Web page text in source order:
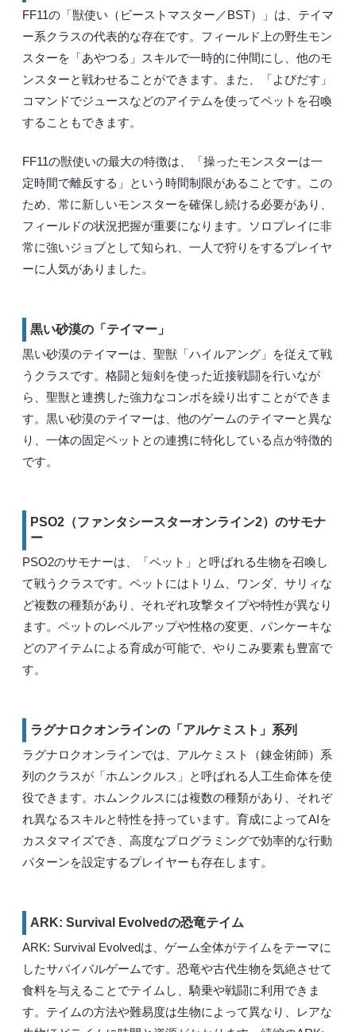
FF11の「獣使い（ビーストマスター／BST）」は、テイマ
ー系クラスの代表的な存在です。フィールド上の野生モン
スターを「あやつる」スキルで一時的に仲間にし、他のモ
ンスターと戦わせることができます。また、「よびだす」
コマンドでジュースなどのアイテムを使ってペットを召喚
することもできます。
FF11の獣使いの最大の特徴は、「操ったモンスターは一
定時間で離反する」という時間制限があることです。この
ため、常に新しいモンスターを確保し続ける必要があり、
フィールドの状況把握が重要になります。ソロプレイに非
常に強いジョブとして知られ、一人で狩りをするプレイヤ
ーに人気がありました。
黒い砂漠の「テイマー」
黒い砂漠のテイマーは、聖獣「ハイルアング」を従えて戦
うクラスです。格闘と短剣を使った近接戦闘を行いなが
ら、聖獣と連携した強力なコンボを繰り出すことができま
す。黒い砂漠のテイマーは、他のゲームのテイマーと異な
り、一体の固定ペットとの連携に特化している点が特徴的
です。
PSO2（ファンタシースターオンライン2）のサモナ
ー
PSO2のサモナーは、「ペット」と呼ばれる生物を召喚し
て戦うクラスです。ペットにはトリム、ワンダ、サリィな
ど複数の種類があり、それぞれ攻撃タイプや特性が異なり
ます。ペットのレベルアップや性格の変更、パンケーキな
どのアイテムによる育成が可能で、やりこみ要素も豊富で
す。
ラグナロクオンラインの「アルケミスト」系列
ラグナロクオンラインでは、アルケミスト（錬金術師）系
列のクラスが「ホムンクルス」と呼ばれる人工生命体を使
役できます。ホムンクルスには複数の種類があり、それぞ
れ異なるスキルと特性を持っています。育成によってAIを
カスタマイズでき、高度なプログラミングで効率的な行動
パターンを設定するプレイヤーも存在します。
ARK: Survival Evolvedの恐竜テイム
ARK: Survival Evolvedは、ゲーム全体がテイムをテーマに
したサバイバルゲームです。恐竜や古代生物を気絶させて
食料を与えることでテイムし、騎乗や戦闘に利用できま
す。テイムの方法や難易度は生物によって異なり、レアな